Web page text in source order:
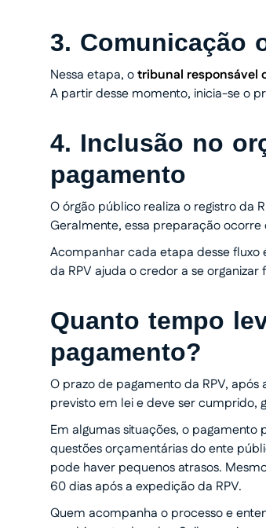
3. Comunicação
Nessa etapa, otribunal responsável
A partir desse momento, inicia-se o
4. Inclusão no
pagamento
O órgão público realiza o registro da
Geralmente, essa preparação
Acompanhar cada etapa desse
da RPV ajuda o credor a se
Quanto tempo
pagamento?
O prazo de pagamento da RPV,
previsto em lei e deve ser cumprido,
Em algumas situações, o
questões orçamentárias do ente
pode haver pequenos atrasos.
60 dias após a expedição da RPV.
Quem acompanha o processo e